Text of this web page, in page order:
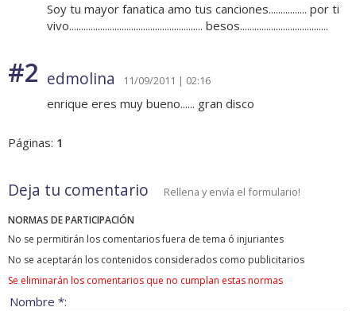
Soy tu mayor fanatica amo tus canciones................ por ti
vivo........................................................ besos.....................................
#2 edmolina 11/09/2011 | 02:16
enrique eres muy bueno...... gran disco
Páginas: 1
Deja tu comentario Rellena y envía el formulario!
NORMAS DE PARTICIPACIÓN
No se permitirán los comentarios fuera de tema ó injuriantes
No se aceptarán los contenidos considerados como publicitarios
Se eliminarán los comentarios que no cumplan estas normas
Nombre *: